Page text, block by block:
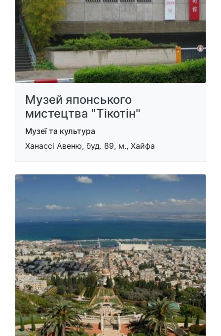
Музей японського
мистецтва "Тікотін"
Музеї та культура
Ханассі Авеню, буд. 89, м., Хайфа